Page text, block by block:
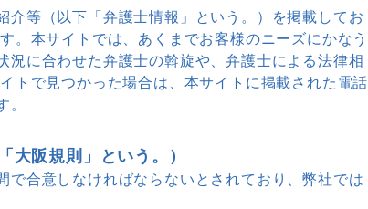
等（以下「弁護士情報」という。）を掲載してお
。本サイトでは、あくまでお客様のニーズにかなう
に合わせた弁護士の斡旋や、弁護士による法律相
トで見つかった場合は、本サイトに掲載された電話
阪規則」という。）
合意しなければならないとされており、弊社では